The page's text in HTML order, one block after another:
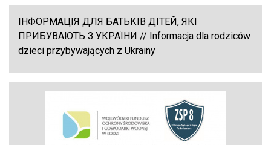
ІНФОРМАЦІЯ ДЛЯ БАТЬКІВ ДІТЕЙ, ЯКІ
ПРИБУВАЮТЬ З УКРАЇНИ // Informacja dla rodziców
dzieci przybywających z Ukrainy